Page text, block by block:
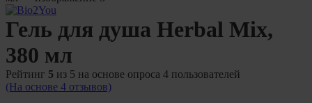
Гель для душа Herbal Mix,
380 мл
Рейтинг 5 из 5 на основе опроса 4 пользователей
(На основе 4 отзывов)